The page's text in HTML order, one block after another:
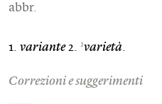
abbr.
1. variante2. 1varietà
Correzioni e suggerimenti